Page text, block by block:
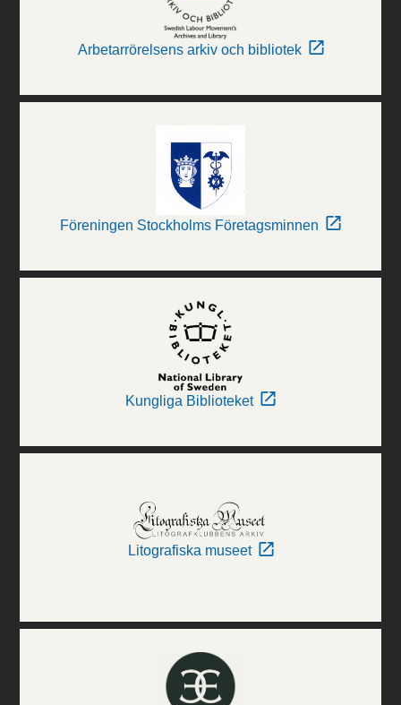
Arbetarrörelsens arkiv och bibliotek
Föreningen Stockholms Företagsminnen
Kungliga Biblioteket
Litografiska museet